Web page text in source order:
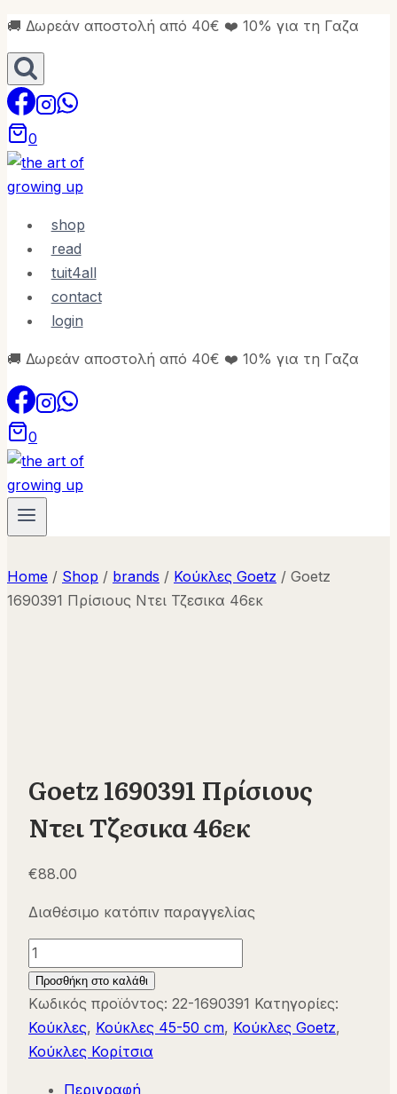
Skip
to
content
🚚 Δωρεάν αποστολή από 40€ ❤️ 10% για τη Γαζα
0
shop
read
tuit4all
contact
login
🚚 Δωρεάν αποστολή από 40€ ❤️ 10% για τη Γαζα
0
Home / Shop / brands / Κούκλες Goetz / Goetz
1690391 Πρίσιους Ντει Τζεσικα 46εκ
Goetz 1690391 Πρίσιους
Ντει Τζεσικα 46εκ
€88.00
Διαθέσιμο κατόπιν παραγγελίας
Goetz
1690391
Πρίσιους
Ντει
Τζεσικα
Προσθήκη στο καλάθι
Κωδικός προϊόντος: 22-1690391 Κατηγορίες:
Κούκλες, Κούκλες 45-50 cm, Κούκλες Goetz,
Κούκλες Κορίτσια
Περιγραφή